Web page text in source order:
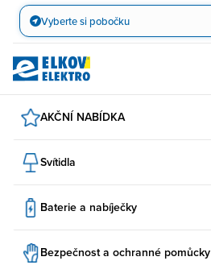
Přejít
obsah
Vyberte si pobočku
AKČNÍ NABÍDKA
Svítidla
Baterie a nabíječky
Bezpečnost a ochranné pomůcky